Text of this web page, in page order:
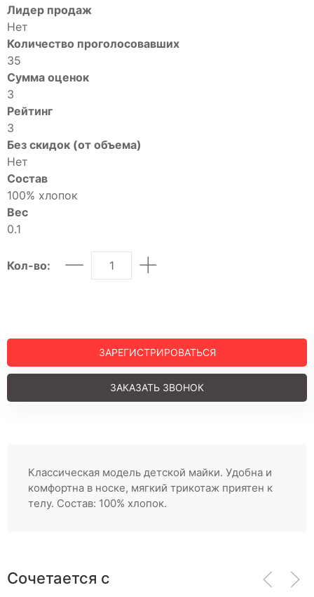
Футболки
Халаты
Шорты
Юбки
МУЖСКОЕ
Костюмы
ДЕТСКОЕ
Для подростков
Костюмы
Футболки
Брюки
Регистрация
Лидер продаж
Нет
Количество проголосовавших
35
Сумма оценок
3
Рейтинг
3
Без скидок (от объема)
Нет
Состав
100% хлопок
Вес
0.1
Кол-во:
ЗАРЕГИСТРИРОВАТЬСЯ
ЗАКАЗАТЬ ЗВОНОК
Классическая модель детской майки. Удобна и
комфортна в носке, мягкий трикотаж приятен к
телу. Состав: 100% хлопок.
Сочетается с